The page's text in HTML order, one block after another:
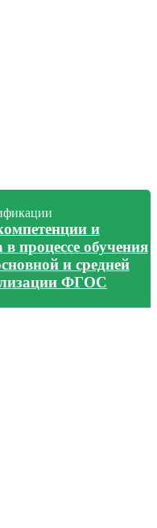
и
процессе обучения
и средней
ФГОС